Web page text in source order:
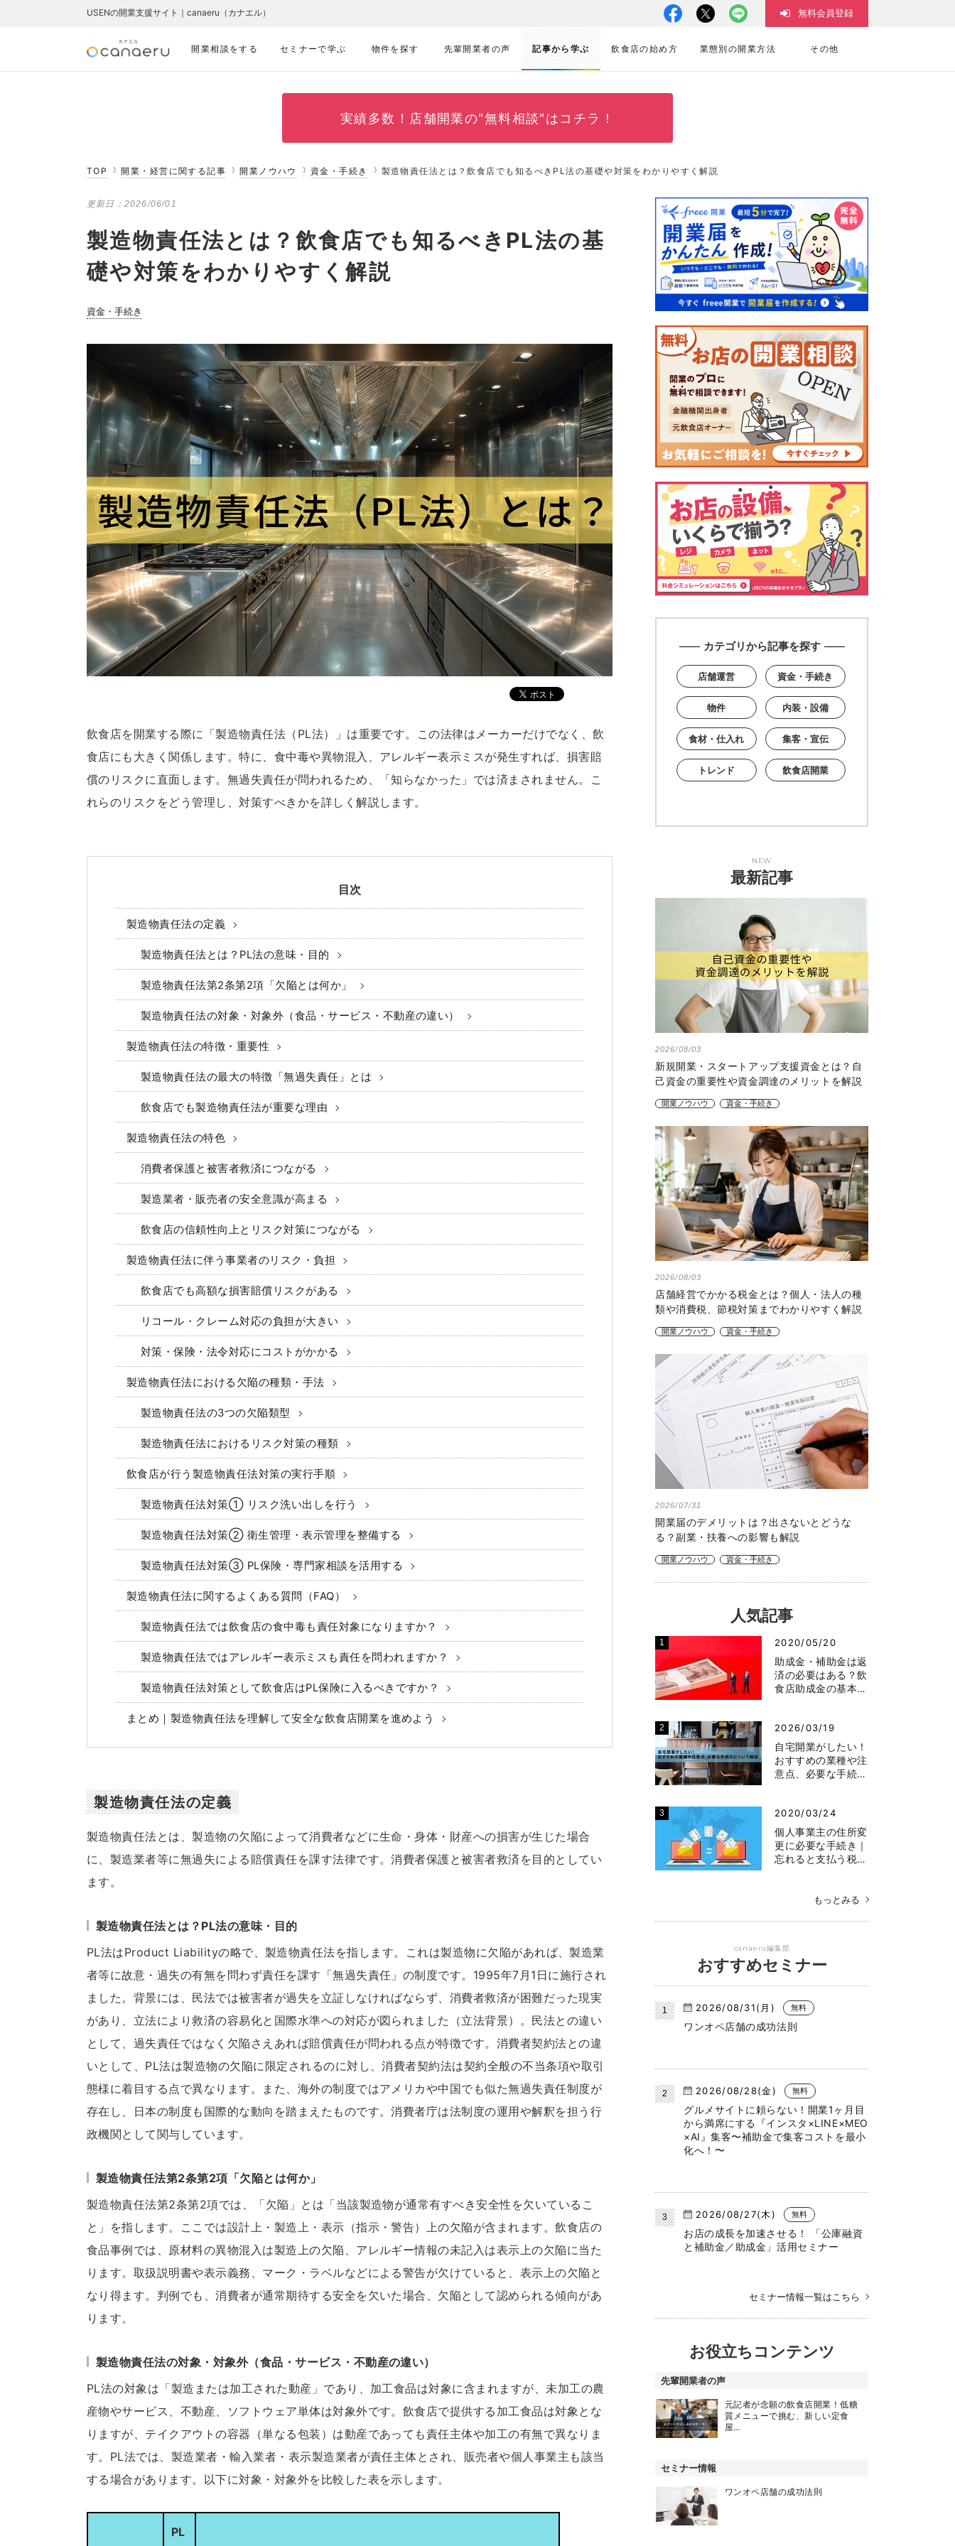
開業相談をする セミナーで学ぶ 物件を探す 先輩開業者の声 記事から学ぶ 飲食店の始め方 業態別の開業方法 その他
USENの開業支援サイト｜canaeru（カナエル） 無料会員登録
実績多数！ 店舗開業の"無料相談"はコチラ！
TOP 開業・経営に関する記事 開業ノウハウ 資金・手続き 製造物責任法とは？飲食店でも知るべきPL法の基礎や対策をわかりやすく解説
更新日： 2026/06/01
製造物責任法とは？飲食店でも知るべきPL法の基
礎や対策をわかりやすく解説
資金・手続き
飲食店を開業する際に「製造物責任法（PL法）」は重要です。この法律はメーカーだけでなく、飲
食店にも大きく関係します。特に、食中毒や異物混入、アレルギー表示ミスが発生すれば、損害賠
償のリスクに直面します。無過失責任が問われるため、「知らなかった」では済まされません。こ
れらのリスクをどう管理し、対策すべきかを詳しく解説します。
目次
製造物責任法の定義
製造物責任法とは？PL法の意味・目的
製造物責任法第2条第2項「欠陥とは何か」
製造物責任法の対象・対象外（食品・サービス・不動産の違い）
製造物責任法の特徴・重要性
製造物責任法の最大の特徴「無過失責任」とは
飲食店でも製造物責任法が重要な理由
製造物責任法の特色
消費者保護と被害者救済につながる
製造業者・販売者の安全意識が高まる
飲食店の信頼性向上とリスク対策につながる
製造物責任法に伴う事業者のリスク・負担
飲食店でも高額な損害賠償リスクがある
リコール・クレーム対応の負担が大きい
対策・保険・法令対応にコストがかかる
製造物責任法における欠陥の種類・手法
製造物責任法の3つの欠陥類型
製造物責任法におけるリスク対策の種類
飲食店が行う製造物責任法対策の実行手順
製造物責任法対策① リスク洗い出しを行う
製造物責任法対策② 衛生管理・表示管理を整備する
製造物責任法対策③ PL保険・専門家相談を活用する
製造物責任法に関するよくある質問（FAQ）
製造物責任法では飲食店の食中毒も責任対象になりますか？
製造物責任法ではアレルギー表示ミスも責任を問われますか？
製造物責任法対策として飲食店はPL保険に入るべきですか？
まとめ｜製造物責任法を理解して安全な飲食店開業を進めよう
製造物責任法の定義
製造物責任法とは、製造物の欠陥によって消費者などに生命・身体・財産への損害が生じた場合
に、製造業者等に無過失による賠償責任を課す法律です。消費者保護と被害者救済を目的としてい
ます。
製造物責任法とは？PL法の意味・目的
PL法はProduct Liabilityの略で、製造物責任法を指します。これは製造物に欠陥があれば、製造業
者等に故意・過失の有無を問わず責任を課す「無過失責任」の制度です。1995年7月1日に施行され
ました。背景には、民法では被害者が過失を立証しなければならず、消費者救済が困難だった現実
があり、立法により救済の容易化と国際水準への対応が図られました（立法背景）。民法との違い
として、過失責任ではなく欠陥さえあれば賠償責任が問われる点が特徴です。消費者契約法との違
いとして、PL法は製造物の欠陥に限定されるのに対し、消費者契約法は契約全般の不当条項や取引
態様に着目する点で異なります。また、海外の制度ではアメリカや中国でも似た無過失責任制度が
存在し、日本の制度も国際的な動向を踏まえたものです。消費者庁は法制度の運用や解釈を担う行
政機関として関与しています。
製造物責任法第2条第2項「欠陥とは何か」
製造物責任法第2条第2項では、「欠陥」とは「当該製造物が通常有すべき安全性を欠いているこ
と」を指します。ここでは設計上・製造上・表示（指示・警告）上の欠陥が含まれます。飲食店の
食品事例では、原材料の異物混入は製造上の欠陥、アレルギー情報の未記入は表示上の欠陥に当た
ります。取扱説明書や表示義務、マーク・ラベルなどによる警告が欠けていると、表示上の欠陥と
なり得ます。判例でも、消費者が通常期待する安全を欠いた場合、欠陥として認められる傾向があ
ります。
製造物責任法の対象・対象外（食品・サービス・不動産の違い）
PL法の対象は「製造または加工された動産」であり、加工食品は対象に含まれますが、未加工の農
産物やサービス、不動産、ソフトウェア単体は対象外です。飲食店で提供する加工食品は対象とな
りますが、テイクアウトの容器（単なる包装）は動産であっても責任主体や加工の有無で異なりま
す。PL法では、製造業者・輸入業者・表示製造業者が責任主体とされ、販売者や個人事業主も該当
する場合があります。以下に対象・対象外を比較した表を示します。
PL
カテゴリから記事を探す
店舗運営 資金・手続き
物件 内装・設備
食材・仕入れ 集客・宣伝
トレンド 飲食店開業
NEW
最新記事
2026/08/03
新規開業・スタートアップ支援資金とは？自
己資金の重要性や資金調達のメリットを解説
開業ノウハウ 資金・手続き
2026/08/03
店舗経営でかかる税金とは？個人・法人の種
類や消費税、節税対策までわかりやすく解説
開業ノウハウ 資金・手続き
2026/07/31
開業届のデメリットは？出さないとどうな
る？副業・扶養への影響も解説
開業ノウハウ 資金・手続き
人気記事
2020/05/20
助成金・補助金は返
済の必要はある？飲
食店助成金の基本…
2026/03/19
自宅開業がしたい！
おすすめの業種や注
意点、必要な手続…
2020/03/24
個人事業主の住所変
更に必要な手続き｜
忘れると支払う税…
もっとみる
canaeru編集部
おすすめセミナー
2026/08/31(月) 無料
ワンオペ店舗の成功法則
2026/08/28(金) 無料
グルメサイトに頼らない！開業1ヶ月目
から満席にする『インスタ×LINE×MEO
×AI』集客〜補助金で集客コストを最小
化へ！〜
2026/08/27(木) 無料
お店の成長を加速させる！ 「公庫融資
と補助金／助成金」活用セミナー
セミナー情報一覧はこちら
お役立ちコンテンツ
先輩開業者の声
元記者が念願の飲食店開業！低糖
質メニューで挑む、新しい定食
屋…
セミナー情報
ワンオペ店舗の成功法則